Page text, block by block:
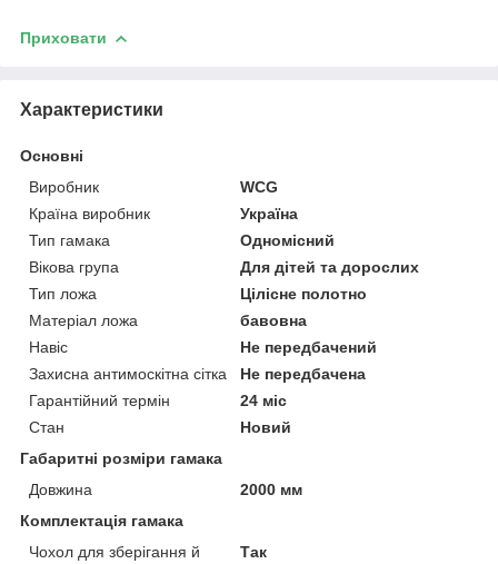
Приховати
Характеристики
Основні
Виробник
WCG
Країна виробник
Україна
Тип гамака
Одномісний
Вікова група
Для дітей та дорослих
Тип ложа
Цілісне полотно
Матеріал ложа
бавовна
Навіс
Не передбачений
Захисна антимоскітна сітка
Не передбачена
Гарантійний термін
24 міс
Стан
Новий
Габаритні розміри гамака
Довжина
2000 мм
Комплектація гамака
Чохол для зберігання й
Так